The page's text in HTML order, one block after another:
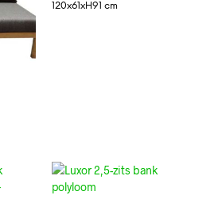
120x61xH91 cm